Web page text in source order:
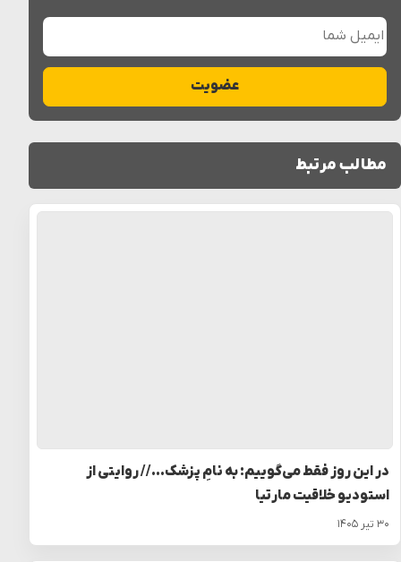
ایمیل شما
عضویت
مطالب مرتبط
در این روز فقط می‌گوییم: به نامِ پزشک… // روایتی از
استودیو خلاقیت مارتیا
۳۰ تیر ۱۴۰۵